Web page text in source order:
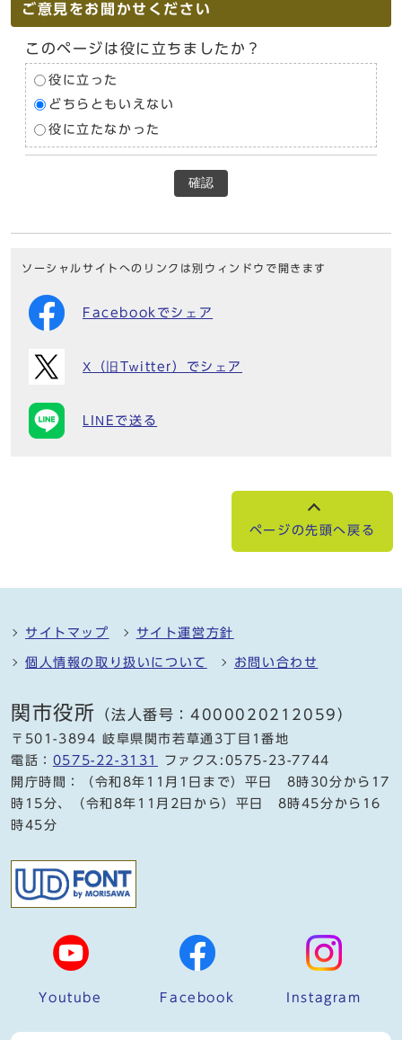
ご意見をお聞かせください
このページは役に立ちましたか？
役に立った
どちらともいえない
役に立たなかった
確認
ソーシャルサイトへのリンクは別ウィンドウで開きます
Facebookでシェア
X（旧Twitter）でシェア
LINEで送る
ページの先頭へ戻る
サイトマップ サイト運営方針
個人情報の取り扱いについて お問い合わせ
関市役所 （法人番号：4000020212059）
〒501-3894 岐阜県関市若草通3丁目1番地
電話： 0575-22-3131
ファクス:0575-23-7744
開庁時間：（令和8年11月1日まで）平日 8時30分から17
時15分、（令和8年11月2日から）平日 8時45分から16
時45分
Youtube Facebook Instagram